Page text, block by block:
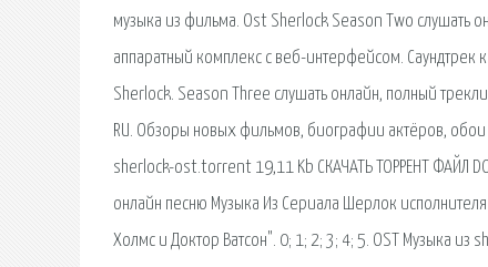
музыка из фильма. Ost Sherlock Season Two слушать
аппаратный комплекс с веб-интерфейсом. Саундтрек
Sherlock. Season Three слушать онлайн, полный
RU. Обзоры новых фильмов, биографии актёров,
sherlock-ost.torrent 19,11 Kb СКАЧАТЬ ТОРРЕНТ ФАЙЛ
онлайн песню Музыка Из Сериала Шерлок
Холмс и Доктор Ватсон". 0; 1; 2; 3; 4; 5. OST Музыка из